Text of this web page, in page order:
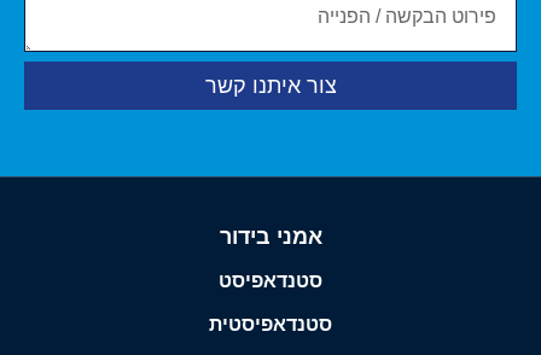
צור איתנו קשר
אמני בידור
סטנדאפיסט
סטנדאפיסטית